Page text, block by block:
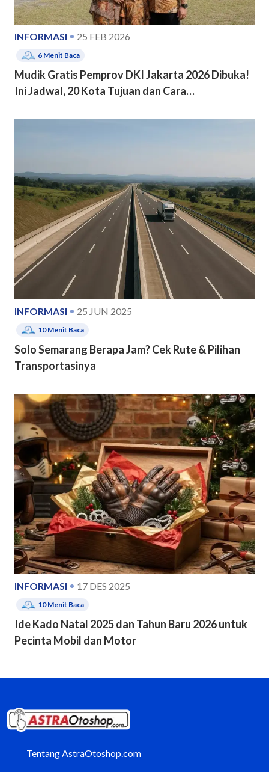
INFORMASI 25 FEB 2026
6 Menit Baca
Mudik Gratis Pemprov DKI Jakarta 2026 Dibuka!
Ini Jadwal, 20 Kota Tujuan dan Cara
Pendaftarannya
INFORMASI 25 JUN 2025
10Menit Baca
Solo Semarang Berapa Jam? Cek Rute & Pilihan
Transportasinya
INFORMASI 17 DES 2025
10Menit Baca
Ide Kado Natal 2025 dan Tahun Baru 2026 untuk
Pecinta Mobil dan Motor
Tentang AstraOtoshop.com